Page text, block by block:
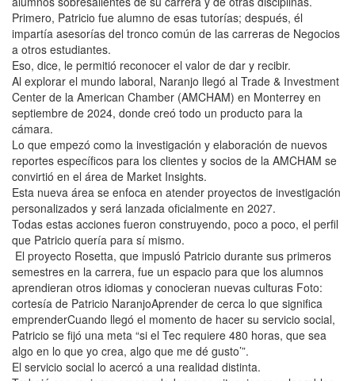
Primero, Patricio fue alumno de esas tutorías; después, él
impartía asesorías del tronco común de las carreras de Negocios
a otros estudiantes.
Eso, dice, le permitió reconocer el valor de dar y recibir.
Al explorar el mundo laboral, Naranjo llegó al Trade & Investment
Center de la American Chamber (AMCHAM) en Monterrey en
septiembre de 2024, donde creó todo un producto para la
cámara.
Lo que empezó como la investigación y elaboración de nuevos
reportes específicos para los clientes y socios de la AMCHAM se
convirtió en el área de Market Insights.
Esta nueva área se enfoca en atender proyectos de investigación
personalizados y será lanzada oficialmente en 2027.
Todas estas acciones fueron construyendo, poco a poco, el perfil
que Patricio quería para sí mismo.
El proyecto Rosetta, que impusló Patricio durante sus primeros
semestres en la carrera, fue un espacio para que los alumnos
aprendieran otros idiomas y conocieran nuevas culturas Foto:
cortesía de Patricio NaranjoAprender de cerca lo que significa
emprenderCuando llegó el momento de hacer su servicio social,
Patricio se fijó una meta “si el Tec requiere 480 horas, que sea
algo en lo que yo crea, algo que me dé gusto’”.
El servicio social lo acercó a una realidad distinta.